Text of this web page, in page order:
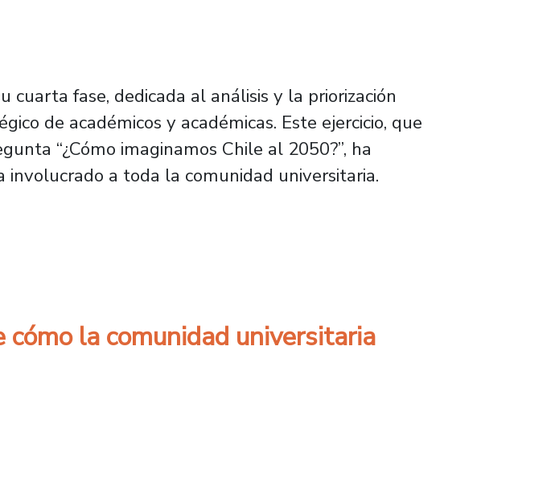
cuarta fase, dedicada al análisis y la priorización
de académicos y académicas. Este ejercicio, que
“¿Cómo imaginamos Chile al 2050?”, ha
a toda la comunidad universitaria.
avanza en su fase final con la participación del Comité Estratégico
la comunidad universitaria